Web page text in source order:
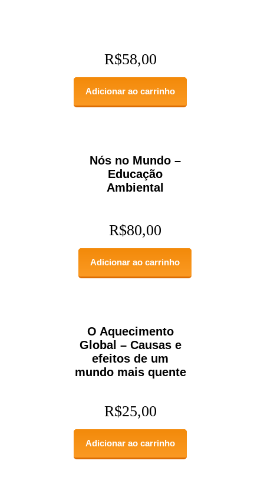
R$58,00
Adicionar ao carrinho
Nós no Mundo –
Educação
Ambiental
R$80,00
Adicionar ao carrinho
O Aquecimento
Global – Causas e
efeitos de um
mundo mais quente
R$25,00
Adicionar ao carrinho